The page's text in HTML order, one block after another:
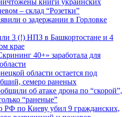
– склад “Розетки”
о задержании в Горловке
3 (!) НПЗ в Башкортостане и 4
крае
40+» заработала для
области остается под
семеро раненых
об атаке дрона по “скорой”,
“раненые”
РФ по Киеву убил 9 гражданских,